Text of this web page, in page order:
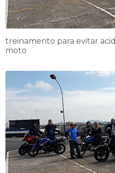
treinamento para evitar
moto